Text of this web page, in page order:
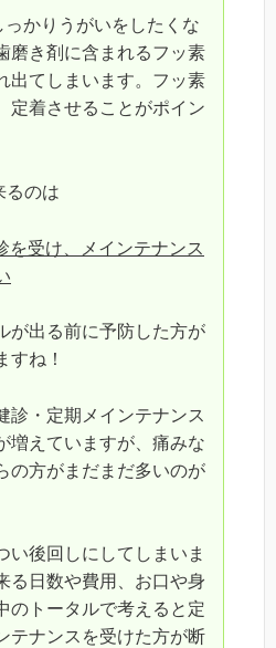
かりうがいをしたくな
磨き剤に含まれるフッ素
出てしまいます。フッ素
定着させることがポイン
るのは
を受け、メインテナンス
出る前に予防した方が
すね！
・定期メインテナンス
増えていますが、痛みな
の方がまだまだ多いのが
後回しにしてしまいま
る日数や費用、お口や身
のトータルで考えると定
テナンスを受けた方が断